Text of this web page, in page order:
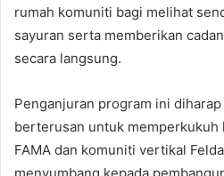
rumah komuniti bagi melihat
sayuran serta memberikan
secara langsung.
Penganjuran program ini
berterusan untuk memperkukuh
FAMA dan komuniti vertikal